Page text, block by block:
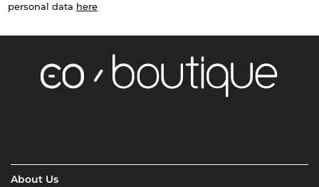
personal data here
About Us